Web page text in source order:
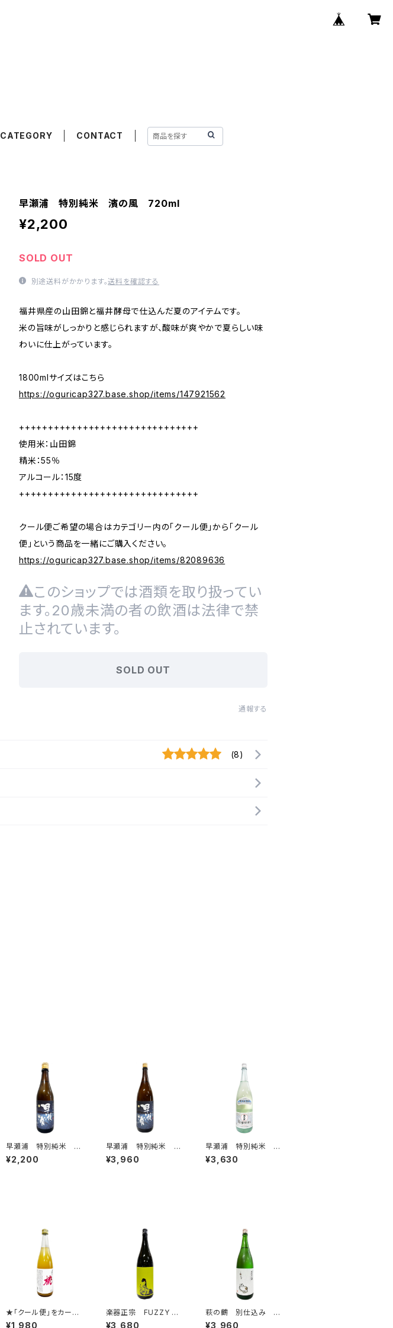
CATEGORY CONTACT
早瀬浦 特別純米 濱の風 720ml
¥2,200
SOLD OUT
別途送料がかかります。送料を確認する
福井県産の山田錦と福井酵母で仕込んだ夏のアイテムです。
米の旨味がしっかりと感じられますが、酸味が爽やかで夏らしい味
わいに仕上がっています。
1800mlサイズはこちら
https://oguricap327.base.shop/items/147921562
+++++++++++++++++++++++++++++++
使用米：山田錦
精米：55％
アルコール：15度
+++++++++++++++++++++++++++++++
クール便ご希望の場合はカテゴリー内の「クール便」から「クール
便」という商品を一緒にご購入ください。
https://oguricap327.base.shop/items/82089636
このショップでは酒類を取り扱ってい
ます。20歳未満の者の飲酒は法律で禁
止されています。
SOLD OUT
通報する
(8)
早瀬浦 特別純米 夜
長月 720ml
¥2,200
早瀬浦 特別純米 夜
長月 1800ml
¥3,960
早瀬浦 特別純米 涼
み酒 1800ml
¥3,630
★「クール便」をカート
に追加してご注文くださ
¥1,980
楽器正宗 FUZZY GR
EEN 本醸造 1800ml
¥3,680
萩の鶴 別仕込み 夕
涼み猫 1800ml
¥3,960